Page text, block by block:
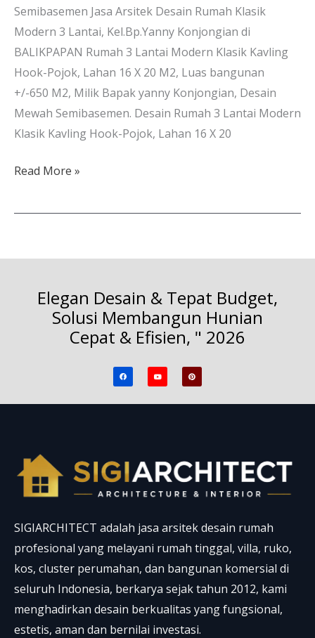
Semibasemen Jasa Arsitek Desain Rumah Klasik
Modern 3 Lantai, Kel.Bp.Yanny Konjongian di
BALIKPAPAN Rumah 3 Lantai Modern Klasik Kavling
Hook-Pojok, Lahan 16 X 20 M2, Luas bangunan
+/-650 M2, Milik Bapak yanny Konjongian, Desain
Mewah Semibasemen. Desain Rumah 3 Lantai Modern
Klasik Kavling Hook-Pojok, Lahan 16 X 20
Read More »
Elegan Desain & Tepat Budget,
Solusi Membangun Hunian
Cepat & Efisien, " 2026
F
a
c
o
Y
o
b
P
i
n
r
SIGIARCHITECT adalah jasa arsitek desain rumah
profesional yang melayani rumah tinggal, villa, ruko,
kos, cluster perumahan, dan bangunan komersial di
seluruh Indonesia, berkarya sejak tahun 2012, kami
menghadirkan desain berkualitas yang fungsional,
estetis, aman dan bernilai investasi.